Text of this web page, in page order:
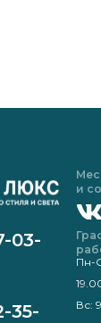
03-
35-
и
Пн-
Вс: